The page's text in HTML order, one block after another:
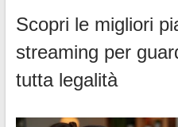
Scopri le migliori
streaming per
tutta legalità